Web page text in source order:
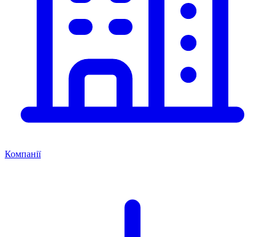
Компанії